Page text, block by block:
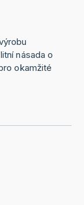
násada o
okamžité